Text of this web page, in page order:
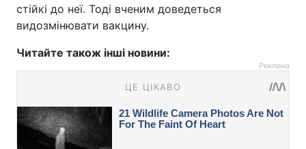
стійкі до неї. Тоді вченим доведеться
видозмінювати вакцину.
Читайте також інші новини:
Реклама